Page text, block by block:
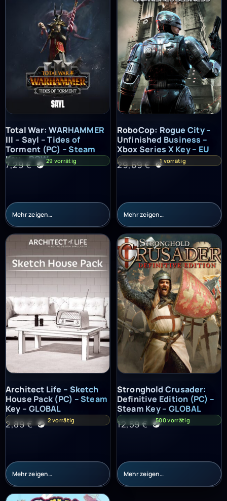
Total War: WARHAMMER III – Sayl – Tides of Torment (PC) –
Total War: WARHAMMER
III – Sayl – Tides of
Torment (PC) – Steam
Key – ROW
7,29€ 29 vorrätig
Mehr zeigen…
RoboCop: Rogue City –
RoboCop: Rogue City –
Unfinished Business –
Xbox Series X Key – EU
29,69€ 1 vorrätig
Mehr zeigen…
Architect Life – Sketch House Pack (PC) – Steam Key – GLOBAL
Architect Life – Sketch
House Pack (PC) – Steam
Key – GLOBAL
2,89€ 2 vorrätig
Mehr zeigen…
Stronghold Crusader: Definitive
Stronghold Crusader:
Definitive Edition (PC) –
Steam Key – GLOBAL
12,59€ 500 vorrätig
Mehr zeigen…